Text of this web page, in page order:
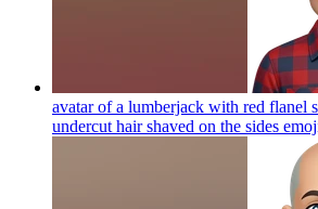
avatar of a lumberjack with red flanel
undercut hair shaved on the sides